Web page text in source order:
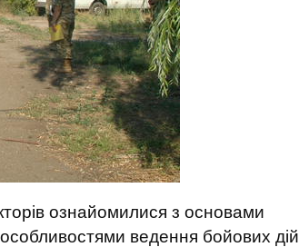
ознайомилися з основами
особливостями ведення бойових дій